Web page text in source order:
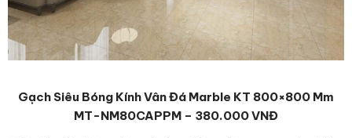
Gạch Siêu Bóng Kính Vân Đá Marble KT 800×800 Mm
MT-NM80CAPPM – 380.000 VNĐ